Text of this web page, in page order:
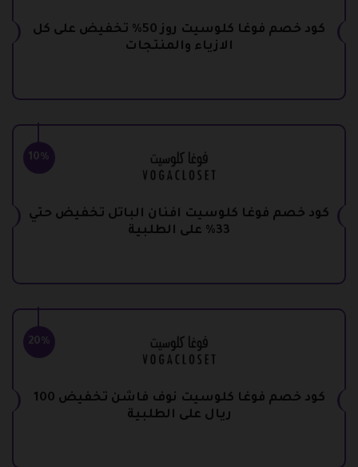
كود خصم فوغا كلوسيت روز 50% تخفيض على كل
الازياء والمنتجات
10%
كود خصم فوغا كلوسيت افنان الباتل تخفيض حتي
33% على الطلبية
20%
كود خصم فوغا كلوسيت نوف فاشن تخفيض 100
ريال على الطلبية